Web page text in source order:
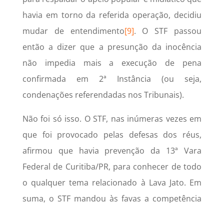
havia em torno da referida operação, decidiu
mudar de entendimento[9]. O STF passou
então a dizer que a presunção da inocência
não impedia mais a execução de pena
confirmada em 2ª Instância (ou seja,
condenações referendadas nos Tribunais).
Não foi só isso. O STF, nas inúmeras vezes em
que foi provocado pelas defesas dos réus,
afirmou que havia prevenção da 13ª Vara
Federal de Curitiba/PR, para conhecer de todo
o qualquer tema relacionado à Lava Jato. Em
suma, o STF mandou às favas a competência